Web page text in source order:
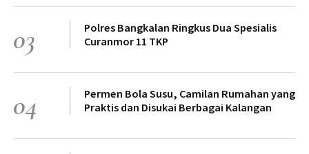
03
Polres Bangkalan Ringkus Dua Spesialis
Curanmor 11 TKP
04
Permen Bola Susu, Camilan Rumahan yang
Praktis dan Disukai Berbagai Kalangan